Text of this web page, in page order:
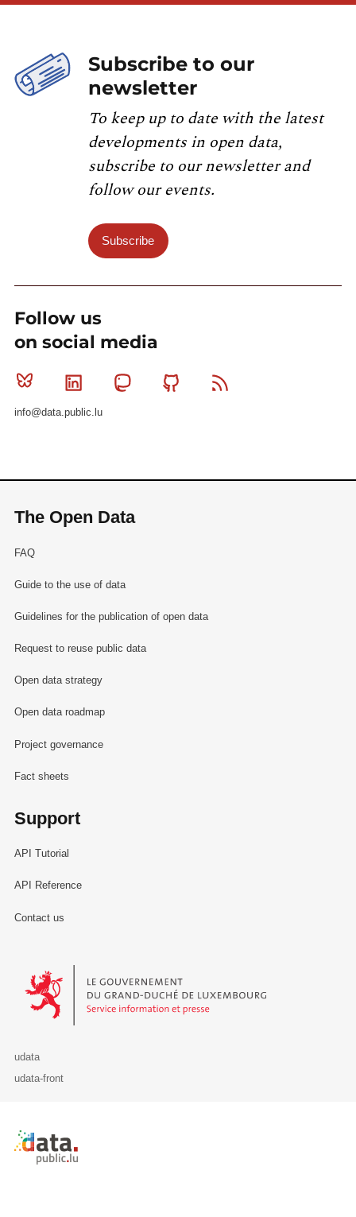
Subscribe to our
newsletter
To keep up to date with the latest
developments in open data,
subscribe to our newsletter and
follow our events.
Subscribe
Follow us
on social media
Bluesky Linkedin MastodonGithub
info@data.public.lu
The Open Data
FAQ
Guide to the use of data
Guidelines for the publication of open data
Request to reuse public data
Open data strategy
Open data roadmap
Project governance
Fact sheets
Support
API Tutorial
API Reference
Contact us
Le Gouvernement du Grand-Duché de Luxembourg - Service
udata
udata-front
Retour à l'accueil de data.public.lu